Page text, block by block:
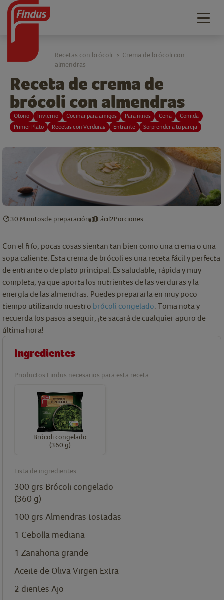
Receta de crema de
brócoli con almendras
Otoño Invierno Cocinar para amigos Para niños Cena
Comida
Primer Plato
Recetas con Verduras Entrante Sorprender a tu pareja
Recetas con brócoli > Crema de brócoli con
almendras
30 Minutosde preparación Fácil2Porciones
Con el frío, pocas cosas sientan tan bien como una crema o una
sopa caliente. Esta crema de brócoli es una receta fácil y perfecta
de entrante o de plato principal. Es saludable, rápida y muy
completa, ya que aporta los nutrientes de las verduras y la
energía de las almendras. Puedes prepararla en muy poco
tiempo utilizando nuestro brócoli congelado . Toma nota y
recuerda los pasos a seguir, ¡te sacará de cualquier apuro de
última hora!
Ingredientes
Productos Findus necesarios para esta receta
Brócoli congelado
(360 g)
Lista de ingredientes
300 grs Brócoli congelado
(360 g)
100 grs Almendras tostadas
1 Cebolla mediana
1 Zanahoria grande
Aceite de Oliva Virgen Extra
2 dientes Ajo